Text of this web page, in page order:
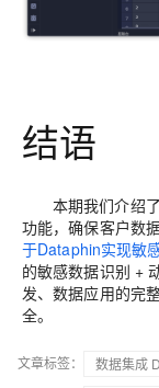
结语
本期我们介绍
功能，确保客户数
于Dataphin实现敏
的敏感数据识别 +
发、数据应用的完
全。
文章标签： 数据集成